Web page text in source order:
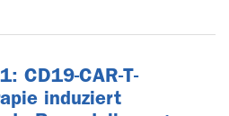
CD19-CAR-T-
induziert